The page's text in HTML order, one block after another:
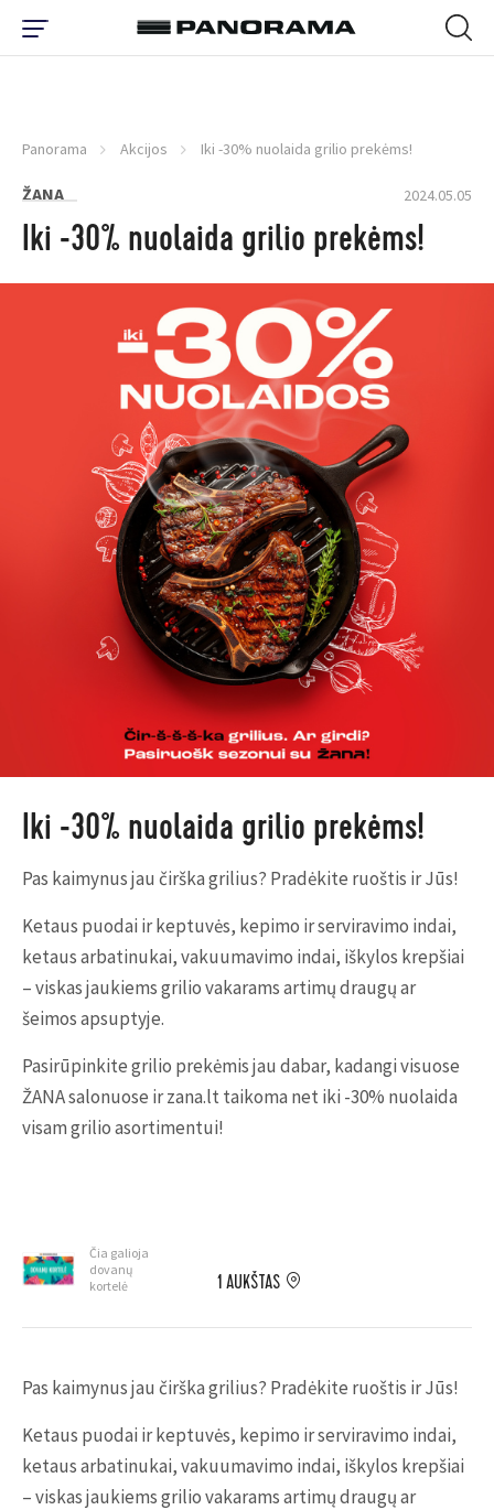
Panorama Akcijos Iki -30% nuolaida grilio prekėms!
ŽANA 2024.05.05
Iki -30% nuolaida grilio prekėms!
Iki -30% nuolaida grilio prekėms!
Pas kaimynus jau čirška grilius? Pradėkite ruoštis ir Jūs!
Ketaus puodai ir keptuvės, kepimo ir serviravimo indai,
ketaus arbatinukai, vakuumavimo indai, iškylos krepšiai
– viskas jaukiems grilio vakarams artimų draugų ar
šeimos apsuptyje.
Pasirūpinkite grilio prekėmis jau dabar, kadangi visuose
ŽANA salonuose ir zana.lt taikoma net iki -30% nuolaida
visam grilio asortimentui!
Čia galioja
dovanų
kortelė
1 AUKŠTAS
Pas kaimynus jau čirška grilius? Pradėkite ruoštis ir Jūs!
Ketaus puodai ir keptuvės, kepimo ir serviravimo indai,
ketaus arbatinukai, vakuumavimo indai, iškylos krepšiai
– viskas jaukiems grilio vakarams artimų draugų ar